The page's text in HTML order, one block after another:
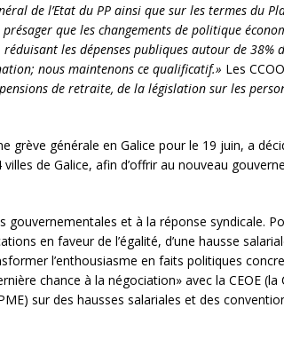
de l’Etat du PP ainsi que sur les termes du
que les changements de politique
les dépenses publiques autour de 38%
nous maintenons ce qualificatif.» Les
de retraite, de la législation sur les
grève générale en Galice pour le 19 juin, a
de Galice, afin d’offrir au nouveau
et à la réponse syndicale.
en faveur de l’égalité, d’une hausse
l’enthousiasme en faits politiques
chance à la négociation» avec la CEOE
sur des hausses salariales et des